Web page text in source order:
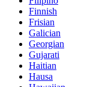
Finnish
Frisian
Galician
Georgian
Gujarati
Haitian
Hausa